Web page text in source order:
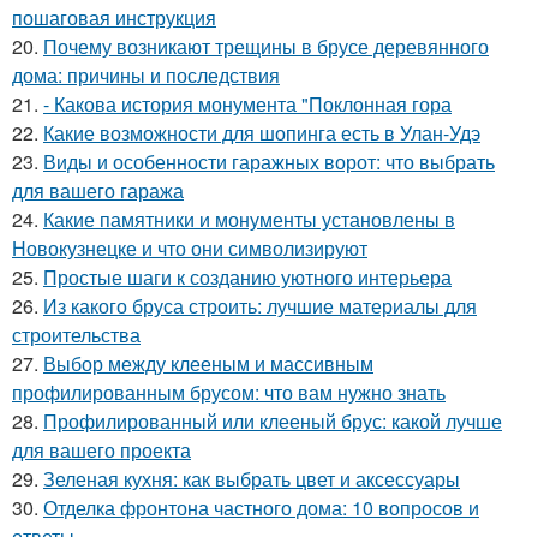
пошаговая инструкция
20. Почему возникают трещины в брусе деревянного
дома: причины и последствия
21. - Какова история монумента "Поклонная гора
22. Какие возможности для шопинга есть в Улан-Удэ
23. Виды и особенности гаражных ворот: что выбрать
для вашего гаража
24. Какие памятники и монументы установлены в
Новокузнецке и что они символизируют
25. Простые шаги к созданию уютного интерьера
26. Из какого бруса строить: лучшие материалы для
строительства
27. Выбор между клееным и массивным
профилированным брусом: что вам нужно знать
28. Профилированный или клееный брус: какой лучше
для вашего проекта
29. Зеленая кухня: как выбрать цвет и аксессуары
30. Отделка фронтона частного дома: 10 вопросов и